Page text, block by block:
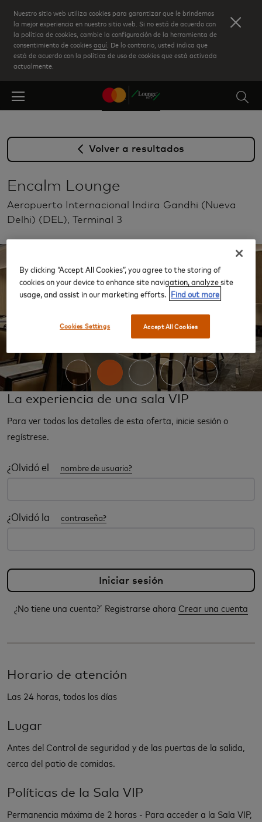
Skip
to
main
content
Nuestro sitio web utiliza cookies para garantizar que le brindemos
la mejor experiencia en nuestro sitio web. Si no está de acuerdo con
la política de cookies, cambie la configuración de la herramienta de
consentimiento de cookiesaquí . De lo contrario, usted indica que
está de acuerdo con la política de uso de cookies que está activada
actualmente.
Volver a resultados
Encalm Lounge
Aeropuerto Internacional Indira Gandhi (Nueva
Delhi) (DEL), Terminal 3
La experiencia de una sala VIP
Para ver todos los detalles de esta oferta, inicie sesión o
regístrese.
¿Olvidó el nombre de usuario?
¿Olvidó la contraseña?
¿No tiene una cuenta?’ Registrarse ahora Crear una cuenta
Horario de atención
Las 24 horas, todos los días
Lugar
Antes del Control de seguridad y de las puertas de la salida,
cerca del patio de comidas.
Políticas de la Sala VIP
Permanencia máxima de 2 horas - Para acceder a la Sala VIP,
By clicking “Accept All Cookies”, you agree to the storing of
cookies on your device to enhance site navigation, analyze site
usage, and assist in our marketing efforts. Find out more
Accept All Cookies
Cookies Settings